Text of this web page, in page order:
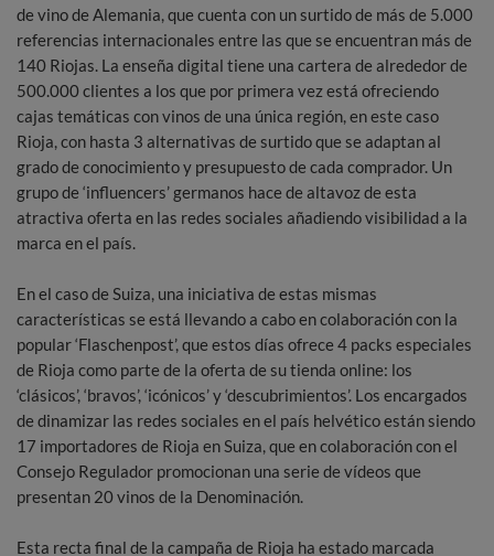
de vino de Alemania, que cuenta con un surtido de más de 5.000
referencias internacionales entre las que se encuentran más de
140 Riojas. La enseña digital tiene una cartera de alrededor de
500.000 clientes a los que por primera vez está ofreciendo
cajas temáticas con vinos de una única región, en este caso
Rioja, con hasta 3 alternativas de surtido que se adaptan al
grado de conocimiento y presupuesto de cada comprador. Un
grupo de ‘influencers’ germanos hace de altavoz de esta
atractiva oferta en las redes sociales añadiendo visibilidad a la
marca en el país.
En el caso de Suiza, una iniciativa de estas mismas
características se está llevando a cabo en colaboración con la
popular ‘Flaschenpost’, que estos días ofrece 4 packs especiales
de Rioja como parte de la oferta de su tienda online: los
‘clásicos’, ‘bravos’, ‘icónicos’ y ‘descubrimientos’. Los encargados
de dinamizar las redes sociales en el país helvético están siendo
17 importadores de Rioja en Suiza, que en colaboración con el
Consejo Regulador promocionan una serie de vídeos que
presentan 20 vinos de la Denominación.
Esta recta final de la campaña de Rioja ha estado marcada